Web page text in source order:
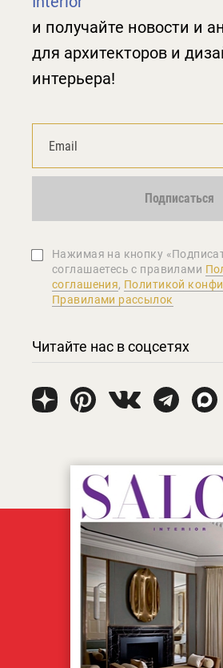
и получайте новости и
для архитекторов и
интерьера!
Подписаться
Нажимая на кнопку
соглашаетеcь с правилами
соглашения, Политикой
Правилами рассылок
Читайте нас в соцсетях